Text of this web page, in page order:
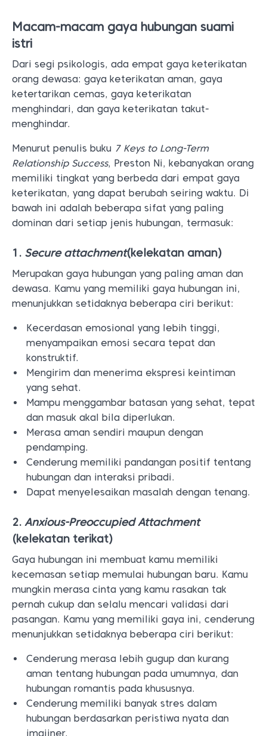
Macam-macam gaya hubungan suami
istri
Dari segi psikologis, ada empat gaya keterikatan
orang dewasa: gaya keterikatan aman, gaya
ketertarikan cemas, gaya keterikatan
menghindari, dan gaya keterikatan takut-
menghindar.
Menurut penulis buku 7 Keys to Long-Term
Relationship Success, Preston Ni, kebanyakan orang
memiliki tingkat yang berbeda dari empat gaya
keterikatan, yang dapat berubah seiring waktu. Di
bawah ini adalah beberapa sifat yang paling
dominan dari setiap jenis hubungan, termasuk:
1. Secure attachment(kelekatan aman)
Merupakan gaya hubungan yang paling aman dan
dewasa. Kamu yang memiliki gaya hubungan ini,
menunjukkan setidaknya beberapa ciri berikut:
Kecerdasan emosional yang lebih tinggi,
menyampaikan emosi secara tepat dan
konstruktif.
Mengirim dan menerima ekspresi keintiman
yang sehat.
Mampu menggambar batasan yang sehat, tepat
dan masuk akal bila diperlukan.
Merasa aman sendiri maupun dengan
pendamping.
Cenderung memiliki pandangan positif tentang
hubungan dan interaksi pribadi.
Dapat menyelesaikan masalah dengan tenang.
2. Anxious-Preoccupied Attachment
(kelekatan terikat)
Gaya hubungan ini membuat kamu memiliki
kecemasan setiap memulai hubungan baru. Kamu
mungkin merasa cinta yang kamu rasakan tak
pernah cukup dan selalu mencari validasi dari
pasangan. Kamu yang memiliki gaya ini, cenderung
menunjukkan setidaknya beberapa ciri berikut:
Cenderung merasa lebih gugup dan kurang
aman tentang hubungan pada umumnya, dan
hubungan romantis pada khususnya.
Cenderung memiliki banyak stres dalam
hubungan berdasarkan peristiwa nyata dan
imajiner.